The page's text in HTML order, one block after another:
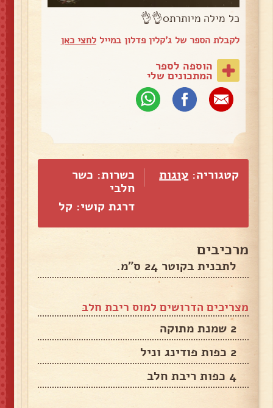
כל מילה מיותרת0👌👌
לקבלת הספר של ג'קלין פדלון במייללחצי כאן
הוספה לספר
המתכונים שלי
קטגוריה: עוגות
כשרות: כשר
חלבי
דרגת קושי: קל
מרכיבים
לתבנית בקוטר 24 ס"מ.
מצריכים הדרושים למוס ריבת חלב
2 שמנת מתוקה
2 כפות פודינג וניל
4 כפות ריבת חלב